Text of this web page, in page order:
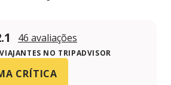
46 avaliações
NO TRIPADVISOR
CRÍTICA